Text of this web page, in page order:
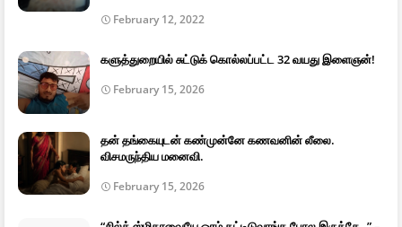
February 12, 2022
களுத்துறையில் சுட்டுக் கொல்லப்பட்ட 32 வயது இளைஞன்!
February 15, 2026
தன் தங்கையுடன் கண்முன்னே கணவனின் லீலை.
விசமருந்திய மனைவி.
February 15, 2026